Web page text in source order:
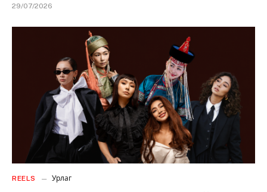
29/07/2026
REELS Урлаг